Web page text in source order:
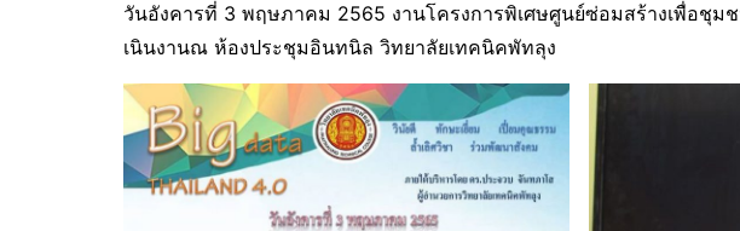
วันอังคารที่ 3 พฤษภาคม 2565 งานโครงการพิเศษศูนย์ซ่อมสร้างเพื่อชุ
เนินงานณ ห้องประชุมอินทนิล วิทยาลัยเทคนิคพัทลุง